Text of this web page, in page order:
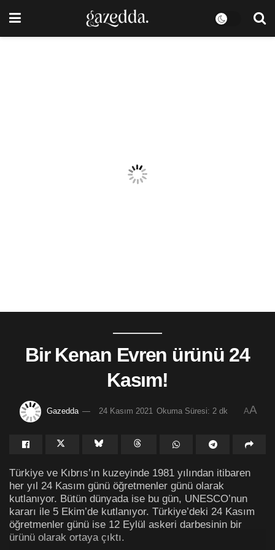
Bir Kenan Evren ürünü 24
Kasım!
Gazedda 24 Kasım 2021 Okuma Süresi: 2 dk AA
Türkiye ve Kıbrıs’ın kuzeyinde 1981 yılından itibaren
her yıl 24 Kasım günü öğretmenler günü olarak
kutlanıyor. Bütün dünyada ise bu gün, UNESCO’nun
kararı ile 5 Ekim’de kutlanıyor. Türkiye’deki 24 Kasım
öğretmenler günü ise 12 Eylül askeri darbesinin bir
ürünü olarak ortaya çıktı.